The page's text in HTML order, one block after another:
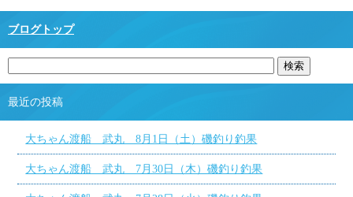
ブログトップ
最近の投稿
大ちゃん渡船 武丸 8月1日（土）磯釣り釣果
大ちゃん渡船 武丸 7月30日（木）磯釣り釣果